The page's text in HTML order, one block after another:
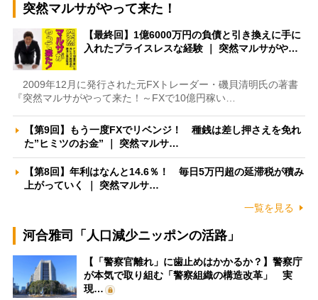
突然マルサがやって来た！
【最終回】1億6000万円の負債と引き換えに手に
入れたプライスレスな経験 ｜ 突然マルサがや…
2009年12月に発行された元FXトレーダー・磯貝清明氏の著書
『突然マルサがやって来た！～FXで10億円稼い…
【第9回】もう一度FXでリベンジ！ 種銭は差し押さえを免れ
た”ヒミツのお金” ｜ 突然マルサ…
【第8回】年利はなんと14.6％！ 毎日5万円超の延滞税が積み
上がっていく ｜ 突然マルサ…
一覧を見る
河合雅司「人口減少ニッポンの活路」
【「警察官離れ」に歯止めはかかるか？】警察庁
が本気で取り組む「警察組織の構造改革」 実
現…